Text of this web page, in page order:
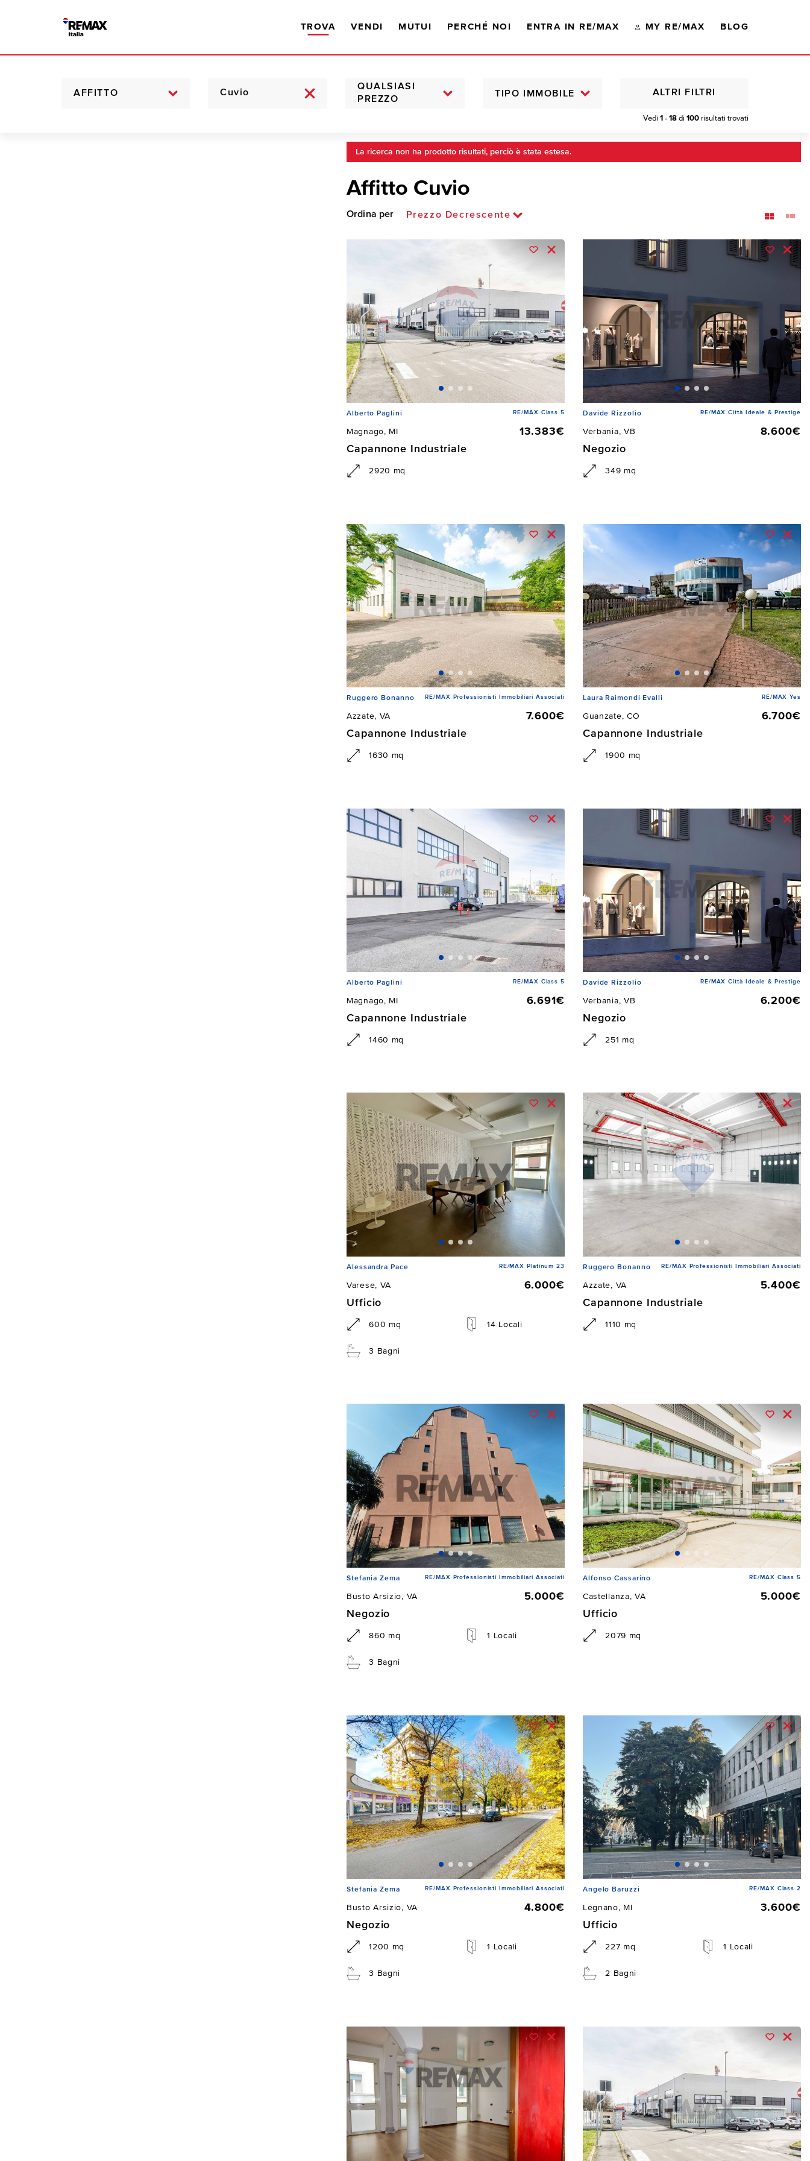
TROVA VENDI MUTUI PERCHÉ NOI ENTRA IN RE/MAX MY RE/MAX BLOG
AFFITTO
QUALSIASI
PREZZO
TIPO IMMOBILE
Vedi 1 - 18 di 100 risultati trovati
ALTRI FILTRI
La ricerca non ha prodotto risultati, perciò è stata estesa.
Affitto Cuvio
Ordina per Prezzo Decrescente
Alberto Paglini RE/MAX Class 5
Magnago, MI
13.383€
Capannone Industriale
2920 mq
Davide Rizzolio RE/MAX Città Ideale & Prestige
Verbania, VB
8.600€
Negozio
349 mq
Ruggero Bonanno RE/MAX Professionisti Immobiliari Associati
Azzate, VA
7.600€
Capannone Industriale
1630 mq
Laura Raimondi Evalli RE/MAX Yes
Guanzate, CO
6.700€
Capannone Industriale
1900 mq
Alberto Paglini RE/MAX Class 5
Magnago, MI
6.691€
Capannone Industriale
1460 mq
Davide Rizzolio RE/MAX Città Ideale & Prestige
Verbania, VB
6.200€
Negozio
251 mq
Alessandra Pace RE/MAX Platinum 23
Varese, VA
6.000€
Ufficio
600 mq 14 Locali
3 Bagni
Ruggero Bonanno RE/MAX Professionisti Immobiliari Associati
Azzate, VA
5.400€
Capannone Industriale
1110 mq
Stefania Zema RE/MAX Professionisti Immobiliari Associati
Busto Arsizio, VA
5.000€
Negozio
860 mq 1 Locali
3 Bagni
Alfonso Cassarino RE/MAX Class 5
Castellanza, VA
5.000€
Ufficio
2079 mq
Stefania Zema RE/MAX Professionisti Immobiliari Associati
Busto Arsizio, VA
4.800€
Negozio
1200 mq 1 Locali
3 Bagni
Angelo Baruzzi RE/MAX Class 2
Legnano, MI
3.600€
Ufficio
227 mq 1 Locali
2 Bagni